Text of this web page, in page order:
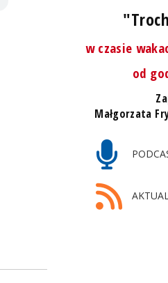
w czasie
od
Małgorzata